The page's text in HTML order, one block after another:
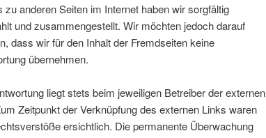
zu anderen Seiten im Internet haben wir sorgfältig
und zusammengestellt. Wir möchten jedoch darauf
dass wir für den Inhalt der Fremdseiten keine
übernehmen.
liegt stets beim jeweiligen Betreiber der externen
Zeitpunkt der Verknüpfung des externen Links waren
ersichtlich. Die permanente Überwachung